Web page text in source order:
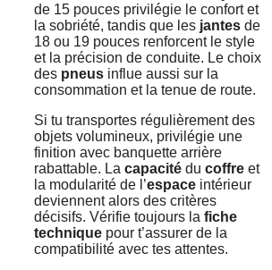
de 15 pouces privilégie le confort et
la sobriété, tandis que les jantes de
18 ou 19 pouces renforcent le style
et la précision de conduite. Le choix
des pneus influe aussi sur la
consommation et la tenue de route.
Si tu transportes régulièrement des
objets volumineux, privilégie une
finition avec banquette arrière
rabattable. La capacité du coffre et
la modularité de l’espace intérieur
deviennent alors des critères
décisifs. Vérifie toujours la fiche
technique pour t’assurer de la
compatibilité avec tes attentes.